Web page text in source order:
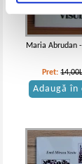
Maria Abrudan
Pret:
Adaugă în